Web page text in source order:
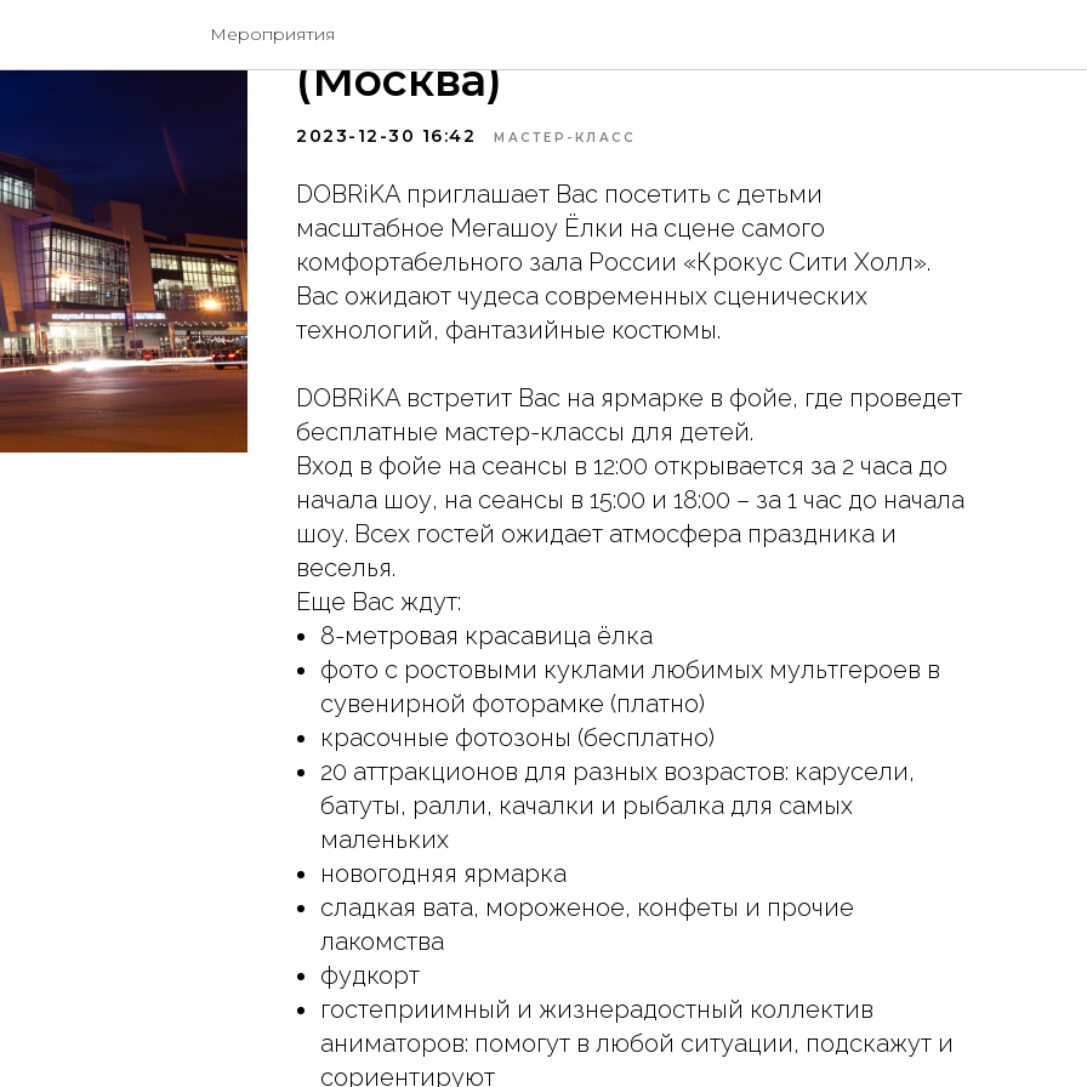
МероприятияЁлки в КРОКУС СИТИ ХОЛЛЕ
(Москва)
2023-12-30 16:42 МАСТЕР-КЛАСС
DOBRiKA приглашает Вас посетить с детьми
масштабное Мегашоу Ёлки на сцене самого
комфортабельного зала России «Крокус Сити Холл».
Вас ожидают чудеса современных сценических
технологий, фантазийные костюмы.
DOBRiKA встретит Вас на ярмарке в фойе, где проведет
бесплатные мастер-классы для детей.
Вход в фойе на сеансы в 12:00 открывается за 2 часа до
начала шоу, на сеансы в 15:00 и 18:00 – за 1 час до начала
шоу. Всех гостей ожидает атмосфера праздника и
веселья.
Еще Вас ждут:
8-метровая красавица ёлка
фото с ростовыми куклами любимых мультгероев в
сувенирной фоторамке (платно)
красочные фотозоны (бесплатно)
20 аттракционов для разных возрастов: карусели,
батуты, ралли, качалки и рыбалка для самых
маленьких
новогодняя ярмарка
сладкая вата, мороженое, конфеты и прочие
лакомства
фудкорт
гостеприимный и жизнерадостный коллектив
аниматоров: помогут в любой ситуации, подскажут и
сориентируют